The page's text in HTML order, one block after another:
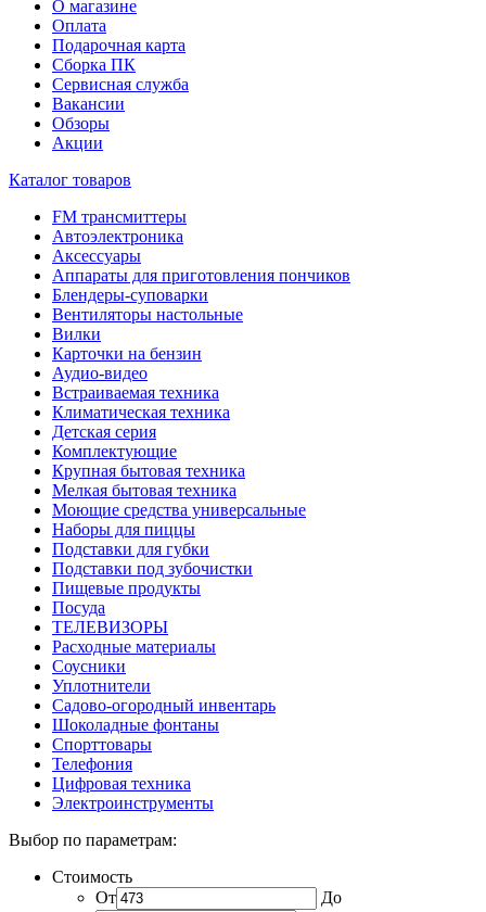
О магазине
Оплата
Подарочная карта
Сборка ПК
Сервисная служба
Вакансии
Обзоры
Акции
Каталог товаров
FM трансмиттеры
Автоэлектроника
Аксессуары
Аппараты для приготовления пончиков
Блендеры-суповарки
Вентиляторы настольные
Вилки
Карточки на бензин
Аудио-видео
Встраиваемая техника
Климатическая техника
Детская серия
Комплектующие
Крупная бытовая техника
Мелкая бытовая техника
Моющие средства универсальные
Наборы для пиццы
Подставки для губки
Подставки под зубочистки
Пищевые продукты
Посуда
ТЕЛЕВИЗОРЫ
Расходные материалы
Соусники
Уплотнители
Садово-огородный инвентарь
Шоколадные фонтаны
Спорттовары
Телефония
Цифровая техника
Электроинструменты
Выбор по параметрам:
Стоимость
От
До